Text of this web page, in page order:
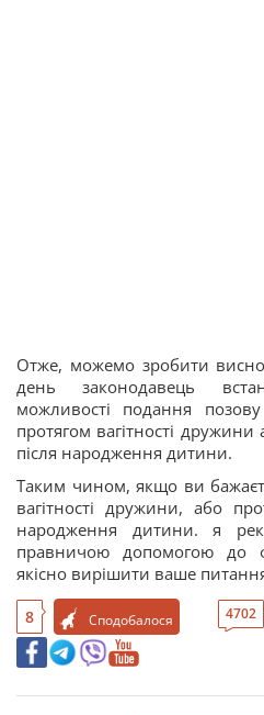
Отже, можемо зробити
день законодавець
можливості подання
протягом вагітності
після народження дитини.
Таким чином, якщо ви
вагітності дружини, або
народження дитини. я
правничою допомогою до
якісно вирішити ваше
8 Сподобалося 4702